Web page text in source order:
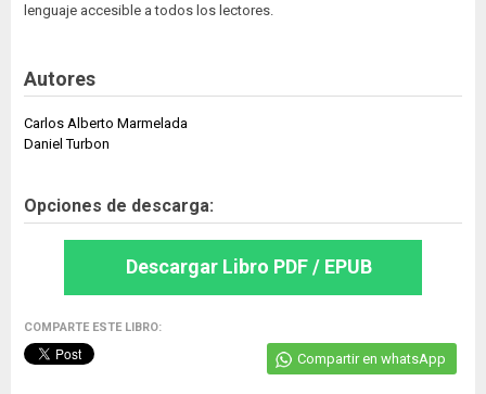
lenguaje accesible a todos los lectores.
Autores
Carlos Alberto Marmelada
Daniel Turbon
Opciones de descarga:
Descargar Libro PDF / EPUB
COMPARTE ESTE LIBRO:
Compartir en whatsApp